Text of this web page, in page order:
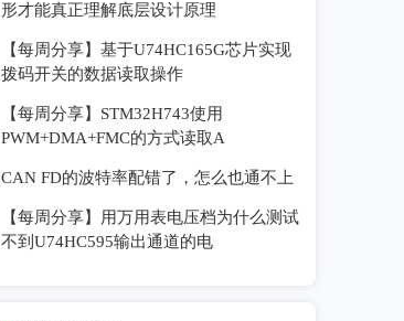
形才能真正理解底层设计原理
【每周分享】基于U74HC165G芯片实现
拨码开关的数据读取操作
【每周分享】STM32H743使用
PWM+DMA+FMC的方式读取A
CAN FD的波特率配错了，怎么也通不上
【每周分享】用万用表电压档为什么测试
不到U74HC595输出通道的电